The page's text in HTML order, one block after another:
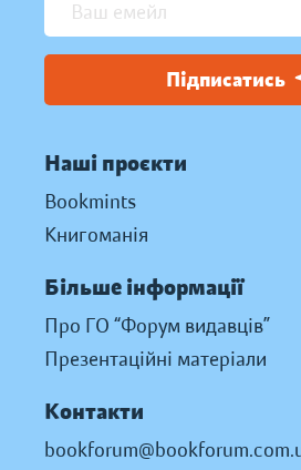
Підписатись
Наші проєкти
Bookmints
Книгоманія
Більше інформації
Про ГО “Форум видавців”
Презентаційні матеріали
Контакти